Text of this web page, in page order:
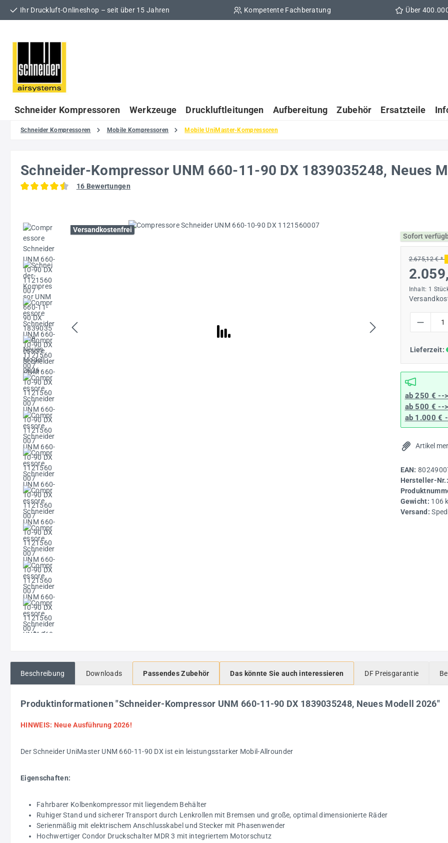
Hauptinhalt springen
Zur Suche springen
Zur Hauptnavigation springen
Ihr Druckluft-Onlineshop – seit über 15 Jahren Kompetente Fachberatung Über
Schneider Kompressoren Werkzeuge Druckluftleitungen Aufbereitung Zubehör Ersatzteile
Schneider Kompressoren Mobile Kompressoren Mobile UniMaster-Kompressoren
Schneider-Kompressor UNM 660-11-90 DX 1839035248, Neues
16 Bewertungen
Bildergalerie überspringen
Versandkostenfrei
Sofort
2.675,12 € *
Inhalt: 1
Lieferzeit:
ab 250 € --
ab 500 € --
ab 1.000 €
Artikel
EAN:
Hersteller-Nr.:
Gewicht: 106
Versand:
Beschreibung Downloads Passendes Zubehör Das könnte Sie auch interessieren DF Preisgarantie
Produktinformationen "Schneider-Kompressor UNM 660-11-90 DX 1839035248, Neues Modell 2026"
HINWEIS: Neue Ausführung 2026!
Der Schneider UniMaster UNM 660-11-90 DX ist ein leistungsstarker Mobil-Allrounder
Eigenschaften:
Fahrbarer Kolbenkompressor mit liegendem Behälter
Ruhiger Stand und sicherer Transport durch Lenkrollen mit Bremsen und große, optimal dimensionierte Räder
Serienmäßig mit elektrischem Anschlusskabel und Stecker mit Phasenwender
Hochwertiger Condor Druckschalter MDR 3 mit integriertem Motorschutz